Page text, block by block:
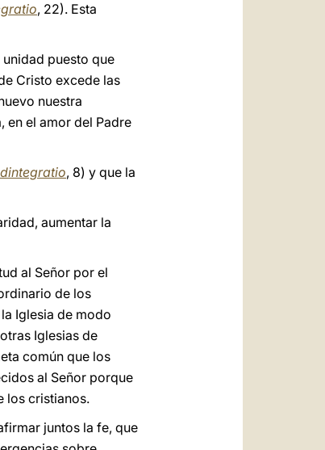
, 22). Esta
puesto que
Cristo excede las
nuestra
en el amor del Padre
, 8) y que la
aumentar la
al Señor por el
de los
Iglesia de modo
Iglesias de
común que los
al Señor porque
los cristianos.
juntos la fe, que